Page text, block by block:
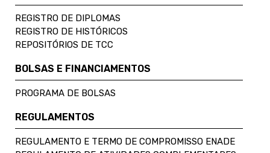
REGISTRO DE DIPLOMAS
REGISTRO DE HISTÓRICOS
REPOSITÓRIOS DE TCC
BOLSAS E FINANCIAMENTOS
PROGRAMA DE BOLSAS
REGULAMENTOS
REGULAMENTO E TERMO DE COMPROMISSO ENADE